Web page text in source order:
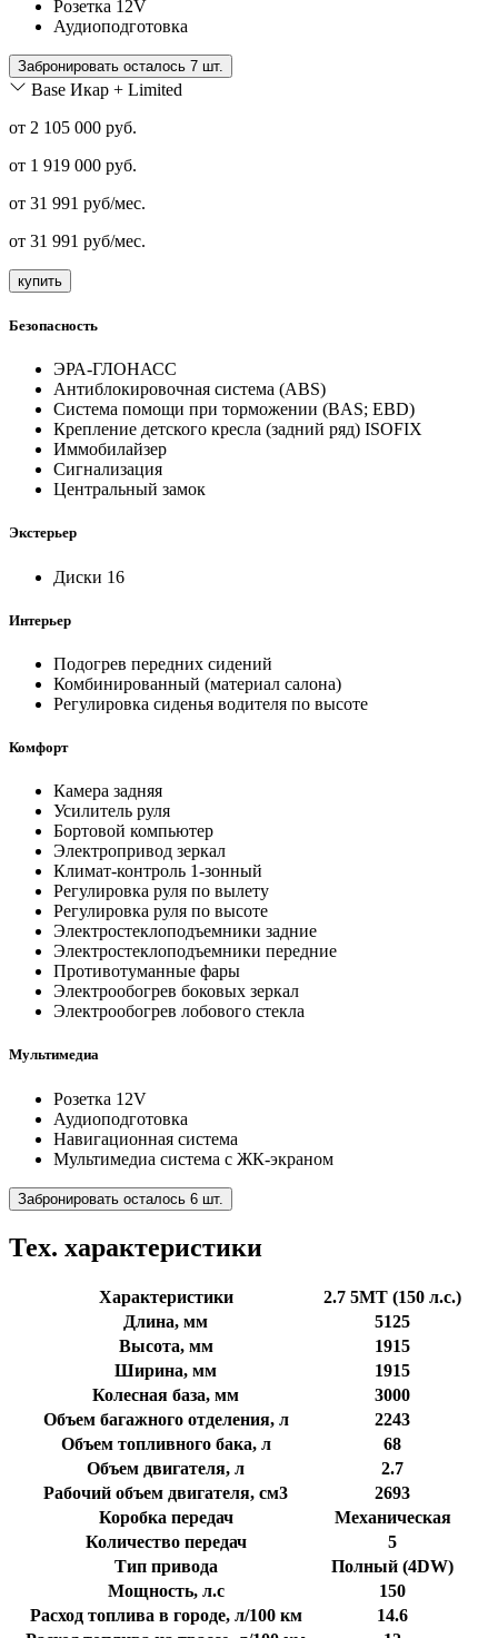
Розетка 12V
Аудиоподготовка
Забронировать осталось 7 шт.
Base Икар + Limited
от 2 105 000 руб.
от 1 919 000 руб.
от 31 991 руб/мес.
от 31 991 руб/мес.
купить
Безопасность
ЭРА-ГЛОНАСС
Антиблокировочная система (ABS)
Система помощи при торможении (BAS; EBD)
Крепление детского кресла (задний ряд) ISOFIX
Иммобилайзер
Сигнализация
Центральный замок
Экстерьер
Диски 16
Интерьер
Подогрев передних сидений
Комбинированный (материал салона)
Регулировка сиденья водителя по высоте
Комфорт
Камера задняя
Усилитель руля
Бортовой компьютер
Электропривод зеркал
Климат-контроль 1-зонный
Регулировка руля по вылету
Регулировка руля по высоте
Электростеклоподъемники задние
Электростеклоподъемники передние
Противотуманные фары
Электрообогрев боковых зеркал
Электрообогрев лобового стекла
Мультимедиа
Розетка 12V
Аудиоподготовка
Навигационная система
Мультимедиа система с ЖК-экраном
Забронировать осталось 6 шт.
Тех. характеристики
Характеристики
2.7 5МТ (150 л.с.)
Длина, мм
5125
Высота, мм
1915
Ширина, мм
1915
Колесная база, мм
3000
Объем багажного отделения, л
2243
Объем топливного бака, л
68
Объем двигателя, л
2.7
Рабочий объем двигателя, см3
2693
Коробка передач
Механическая
Количество передач
5
Тип привода
Полный (4DW)
Мощность, л.с
150
Расход топлива в городе, л/100 км
14.6